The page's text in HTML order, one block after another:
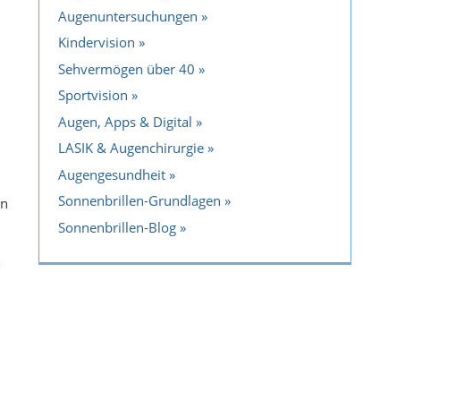
Augenuntersuchungen
Kindervision
Sehvermögen über 40
Sportvision
Augen, Apps & Digital
LASIK & Augenchirurgie
Augengesundheit
Sonnenbrillen-Grundlagen
Sonnenbrillen-Blog